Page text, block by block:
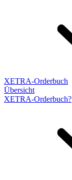
XETRA-Orderbuch
Übersicht
XETRA-Orderbuch?